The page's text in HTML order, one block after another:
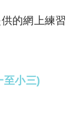
的網上練習
小三)